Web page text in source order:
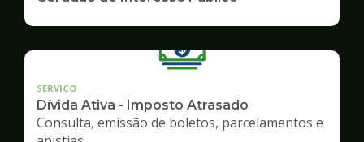
SERVICO
Dívida Ativa - Imposto Atrasado
Consulta, emissão de boletos, parcelamentos e